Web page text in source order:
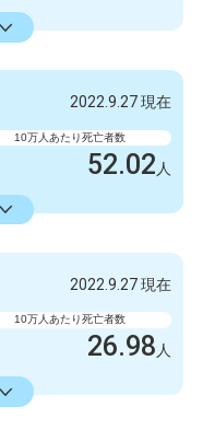
1051
2022.9.27 現在
10万人あたり死亡者数
52.02 人
2845
2022.9.27 現在
10万人あたり死亡者数
26.98 人